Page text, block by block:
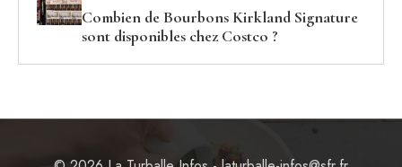
Combien de Bourbons Kirkland Signature
sont disponibles chez Costco ?